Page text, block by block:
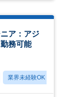
ア：アジ
務可能
業界未経験OK